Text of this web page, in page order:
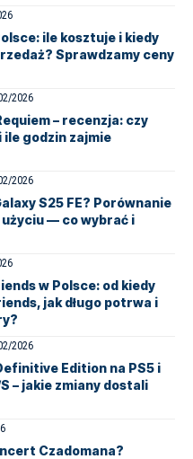
ile kosztuje i kiedy
Sprawdzamy ceny
2026
– recenzja: czy
godzin zajmie
2026
S25 FE? Porównanie
— co wybrać i
w Polsce: od kiedy
jak długo potrwa i
2026
Edition na PS5 i
– jakie zmiany dostali
Czadomana?